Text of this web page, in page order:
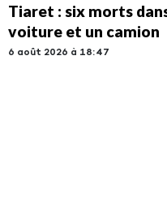
Tiaret : six morts
voiture et un camion
6 août 2026 à 18:47